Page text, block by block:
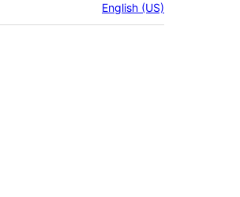
English (US)